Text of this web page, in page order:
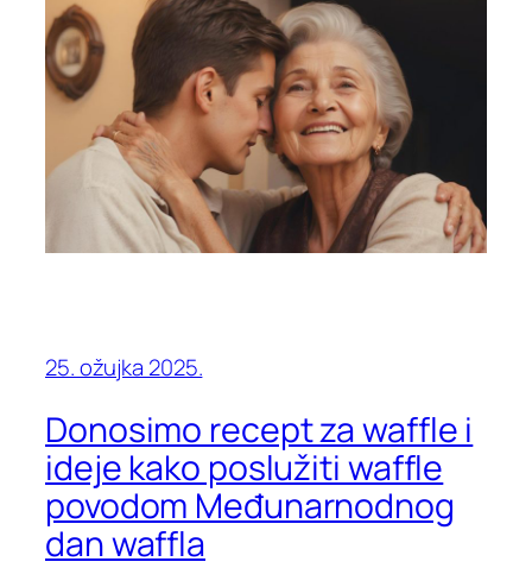
25. ožujka 2025.
Donosimo recept za waffle i
ideje kako poslužiti waffle
povodom Međunarnodnog
dan waffla